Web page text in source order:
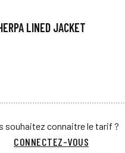
LINED JACKET
souhaitez connaitre le tarif ?
CONNECTEZ-VOUS